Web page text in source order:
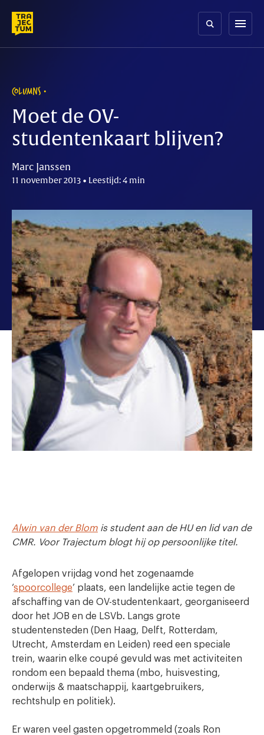
content
menu
COLUMNS
Moet de OV-
studentenkaart blijven?
Marc Janssen
11 november 2013 • Leestijd: 4 min
Alwin van der Blom is student aan de HU en lid van de
CMR. Voor Trajectum blogt hij op persoonlijke titel.
Afgelopen vrijdag vond het zogenaamde
‘spoorcollege’ plaats, een landelijke actie tegen de
afschaffing van de OV-studentenkaart, georganiseerd
door het JOB en de LSVb. Langs grote
studentensteden (Den Haag, Delft, Rotterdam,
Utrecht, Amsterdam en Leiden) reed een speciale
trein, waarin elke coupé gevuld was met activiteiten
rondom een bepaald thema (mbo, huisvesting,
onderwijs & maatschappij, kaartgebruikers,
rechtshulp en politiek).
Er waren veel gasten opgetrommeld (zoals Ron